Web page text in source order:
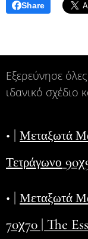
Share
Εξερεύνησε
ιδανικό σχέδιο
• | Μεταξωτά
Τετράγωνο
• | Μεταξωτά
70χ70 | The